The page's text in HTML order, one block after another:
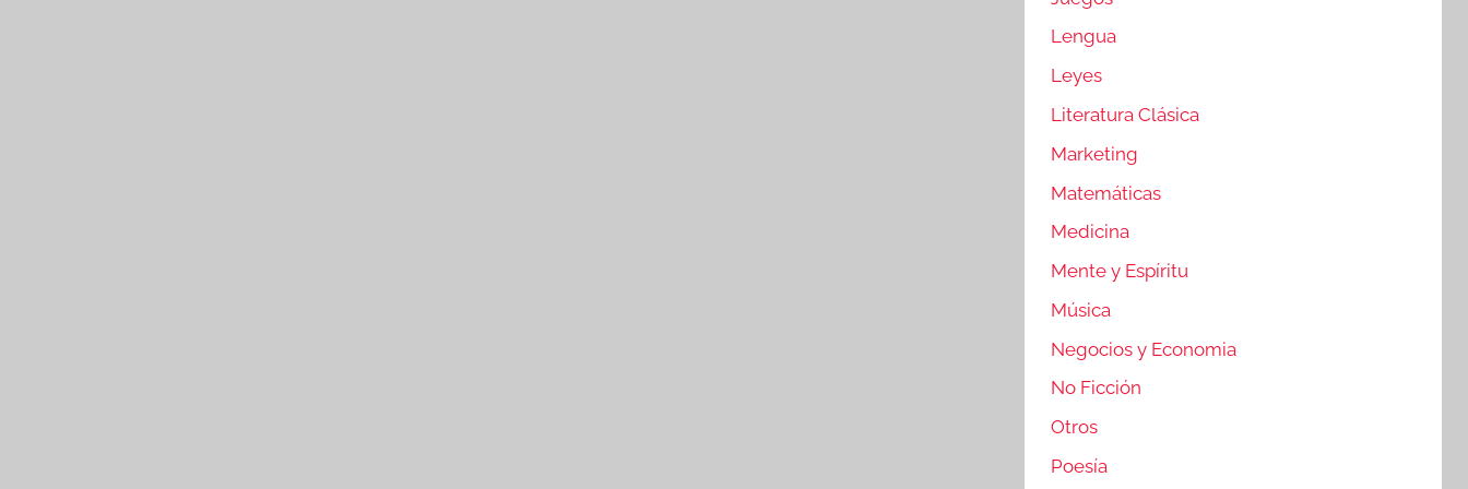
Lengua
Leyes
Literatura Clásica
Marketing
Matemáticas
Medicina
Mente y Espíritu
Música
Negocios y Economia
No Ficción
Otros
Poesía